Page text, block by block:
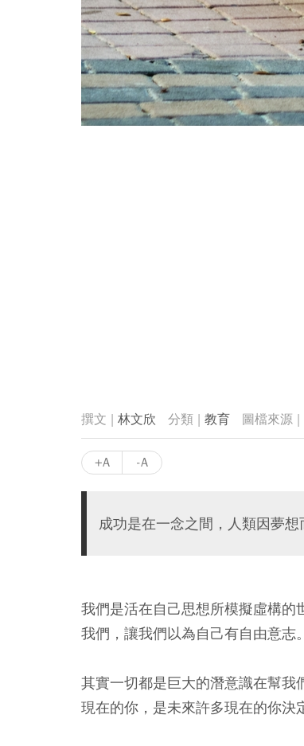
林文欣 教育
+A -A
成功是在一念之間，人類因夢
我們是活在自己思想所模擬虛構的
我們，讓我們以為自己有自由意志。
其實一切都是巨大的潛意識在幫我
現在的你，是未來許多現在的你決